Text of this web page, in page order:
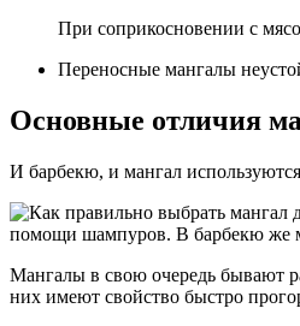
При соприкосновении с
Переносные мангалы
Основные отличия
И барбекю, и мангал
помощи шампуров. В барбекю же
Мангалы в свою очередь бывают
них имеют свойство быстро